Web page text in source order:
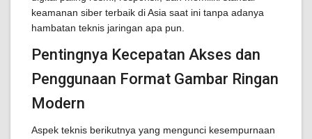
keamanan siber terbaik di Asia saat ini tanpa adanya
hambatan teknis jaringan apa pun.
Pentingnya Kecepatan Akses dan
Penggunaan Format Gambar Ringan
Modern
Aspek teknis berikutnya yang mengunci kesempurnaan